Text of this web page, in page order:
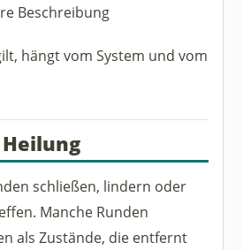
Beschreibung
hängt vom System und vom
schließen, lindern oder
Manche Runden
als Zustände, die entfernt